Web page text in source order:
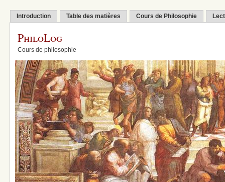
Introduction Table des matières Cours de Philosophie
PhiloLog
Cours de philosophie